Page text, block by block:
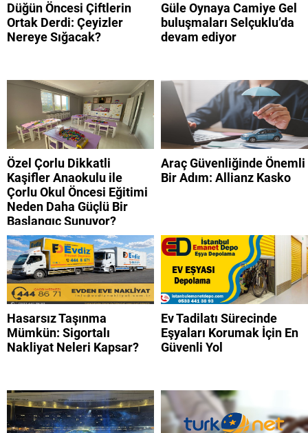
Düğün Öncesi Çiftlerin
Ortak Derdi: Çeyizler
Nereye Sığacak?
Güle Oynaya Camiye Gel
buluşmaları Selçuklu’da
devam ediyor
Özel Çorlu Dikkatli
Kaşifler Anaokulu ile
Çorlu Okul Öncesi Eğitimi
Neden Daha Güçlü Bir
Başlangıç Sunuyor?
Araç Güvenliğinde Önemli
Bir Adım: Allianz Kasko
Hasarsız Taşınma
Mümkün: Sigortalı
Nakliyat Neleri Kapsar?
Ev Tadilatı Sürecinde
Eşyaları Korumak İçin En
Güvenli Yol